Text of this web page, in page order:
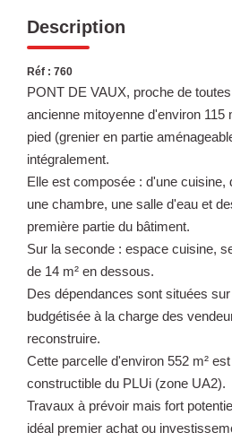
Description
Réf : 760
PONT DE VAUX, proche de
ancienne mitoyenne d'environ 115
pied (grenier en partie
intégralement.
Elle est composée : d'une cuisine,
une chambre, une salle d'eau et
première partie du bâtiment.
Sur la seconde : espace cuisine,
de 14 m² en dessous.
Des dépendances sont situées
budgétisée à la charge des
reconstruire.
Cette parcelle d'environ 552 m²
constructible du PLUi (zone UA2).
Travaux à prévoir mais fort
idéal premier achat ou